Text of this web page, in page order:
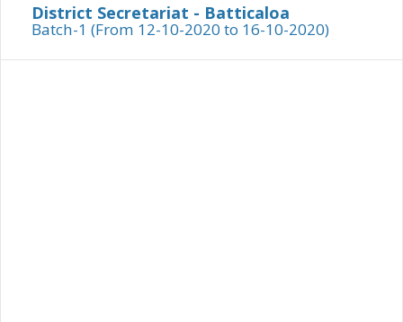
District Secretariat - Batticaloa
Batch-1 (From 12-10-2020 to 16-10-2020)